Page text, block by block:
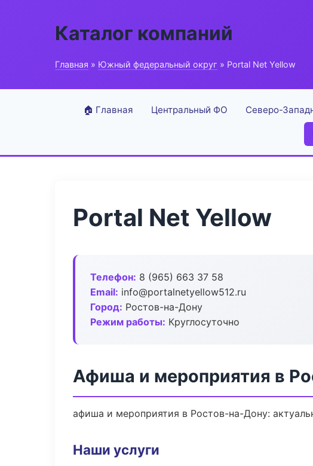
Каталог компаний
Главная » Южный федеральный округ » Portal Net Yellow
🏠 Главная Центральный ФО Северо-
Portal Net Yellow
Телефон: 8 (965) 663 37 58
Email: info@portalnetyellow512.ru
Город: Ростов-на-Дону
Режим работы: Круглосуточно
Афиша и мероприятия в
афиша и мероприятия в Ростов-на-Дону:
Наши услуги